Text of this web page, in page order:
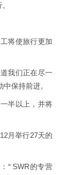
将使旅行更加
我们正在尽一
保持前进。
半以上，并将
月举行27天的
“ SWR的专营